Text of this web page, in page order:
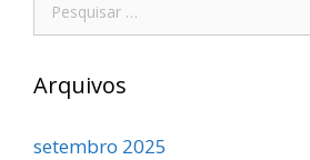
Arquivos
setembro 2025